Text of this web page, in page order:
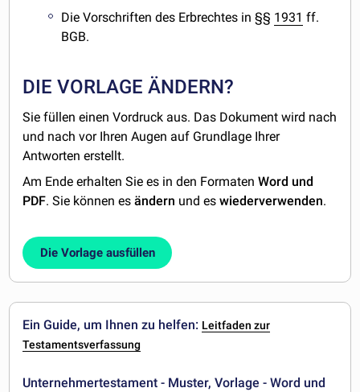
Die Vorschriften des Erbrechtes in §§ 1931 ff.
BGB.
DIE VORLAGE ÄNDERN?
Sie füllen einen Vordruck aus. Das Dokument wird nach
und nach vor Ihren Augen auf Grundlage Ihrer
Antworten erstellt.
Am Ende erhalten Sie es in den FormatenWord und
PDF. Sie können esändern und eswiederverwenden.
Die Vorlage ausfüllen
Ein Guide, um Ihnen zu helfen: Leitfaden zur
Testamentsverfassung
Unternehmertestament - Muster, Vorlage - Word und